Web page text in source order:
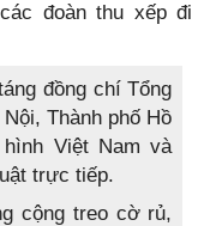
đoàn thu xếp đi
đồng chí Tổng
Thành phố Hồ
Việt Nam và
trực tiếp.
cộng treo cờ rủ,